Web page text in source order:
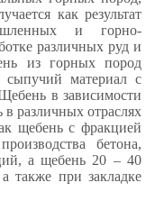
как результат
и горно-
различных руд и
из горных пород
сыпучий материал с
в зависимости
различных отраслях
щебень с фракцией
бетона,
а щебень 20 – 40
также при закладке